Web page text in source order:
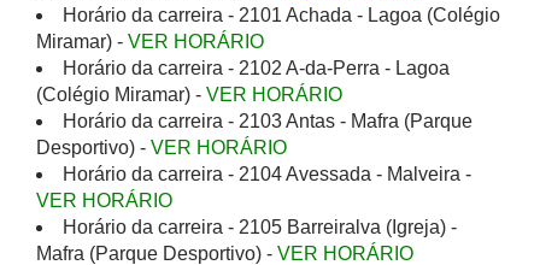
Horário da carreira - 2101 Achada - Lagoa (Colégio
Miramar) - VER HORÁRIO
Horário da carreira - 2102 A-da-Perra - Lagoa
(Colégio Miramar) - VER HORÁRIO
Horário da carreira - 2103 Antas - Mafra (Parque
Desportivo) - VER HORÁRIO
Horário da carreira - 2104 Avessada - Malveira -
VER HORÁRIO
Horário da carreira - 2105 Barreiralva (Igreja) -
Mafra (Parque Desportivo) - VER HORÁRIO